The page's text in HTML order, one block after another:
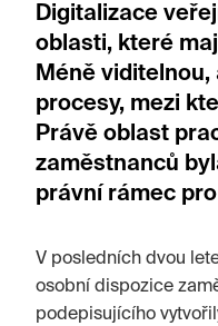
Digitalizace
oblasti, které
Méně
procesy, mezi
Právě oblast
zaměstnanců
právní rámec
V posledních dvou
osobní dispozice
podepisujícího